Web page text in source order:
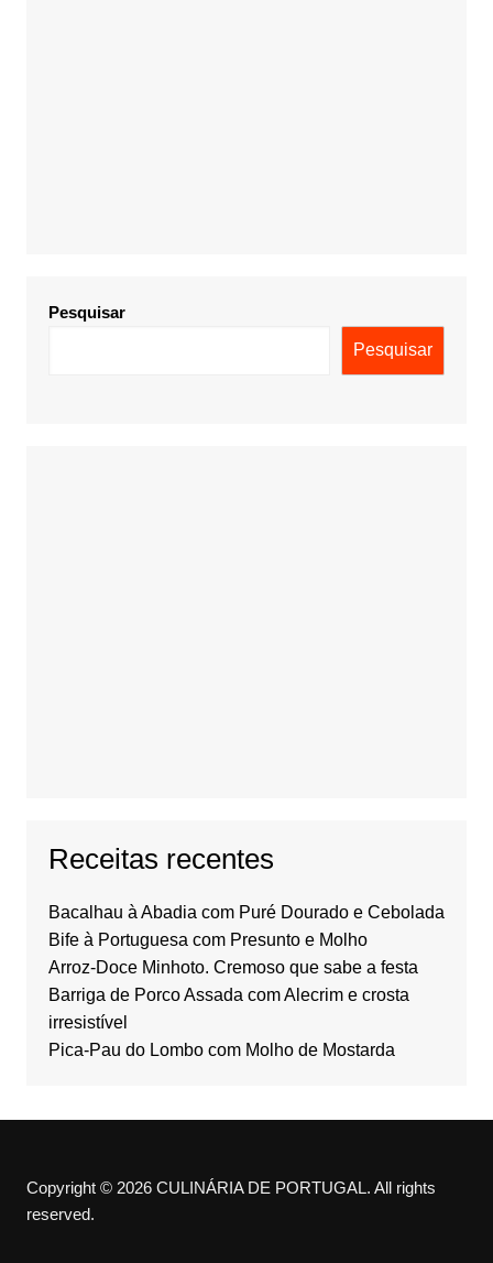
Pesquisar
Pesquisar
Receitas recentes
Bacalhau à Abadia com Puré Dourado e Cebolada
Bife à Portuguesa com Presunto e Molho
Arroz-Doce Minhoto. Cremoso que sabe a festa
Barriga de Porco Assada com Alecrim e crosta
irresistível
Pica-Pau do Lombo com Molho de Mostarda
Copyright © 2026 CULINÁRIA DE PORTUGAL. All rights
reserved.